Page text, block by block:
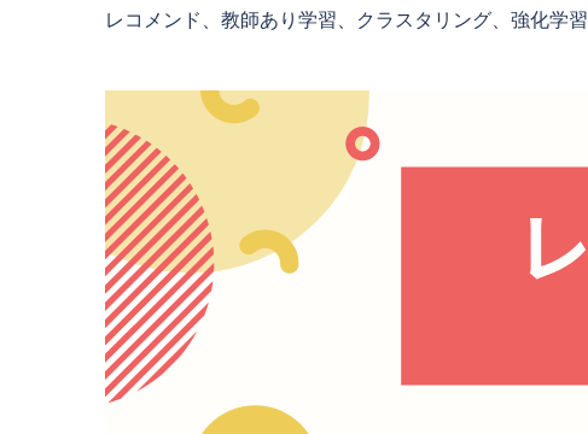
レコメンド、教師あり学習、クラスタリング、強化学習